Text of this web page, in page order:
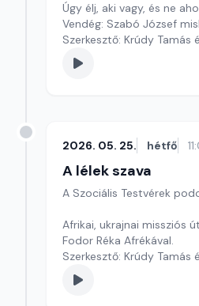
Úgy élj, aki vagy, és ne
Vendég: Szabó József
Szerkesztő: Krúdy Tamás
2026. 05. 25. hétfő
A lélek szava
A Szociális Testvérek
Afrikai, ukrajnai missziós
Fodor Réka Afrékával.
Szerkesztő: Krúdy Tamás